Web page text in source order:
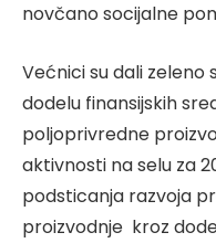
novčano socijalne
Većnici su dali zeleno
dodelu finansijskih
poljoprivredne
aktivnosti na selu za
podsticanja razvoja
proizvodnje kroz